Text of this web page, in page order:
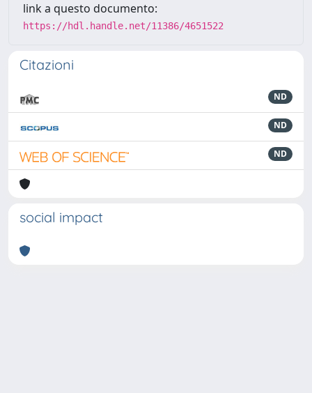
link a questo documento:
https://hdl.handle.net/11386/4651522
Citazioni
ND
ND
ND
social impact